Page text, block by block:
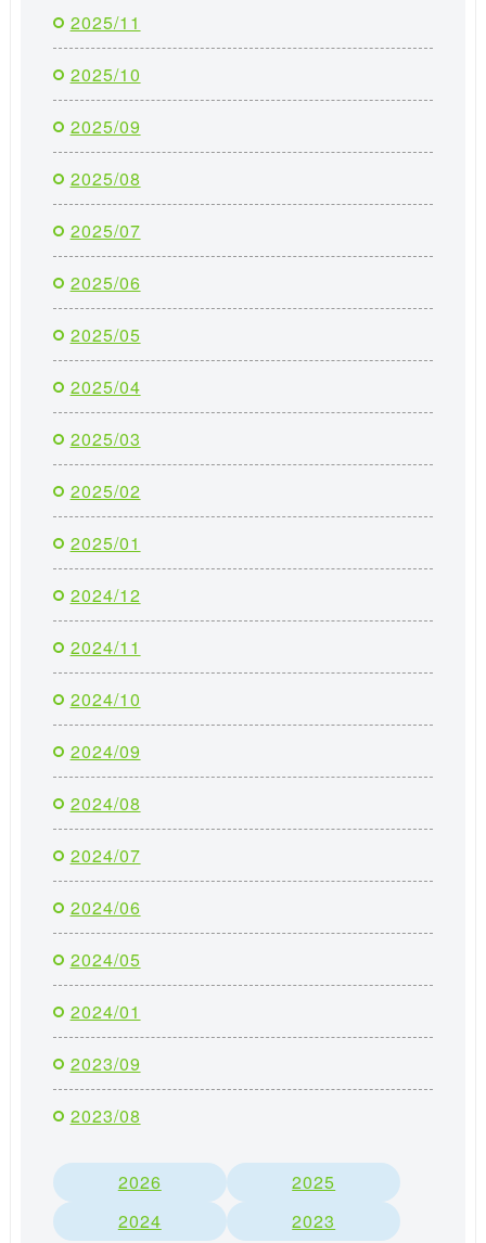
2025/11
2025/10
2025/09
2025/08
2025/07
2025/06
2025/05
2025/04
2025/03
2025/02
2025/01
2024/12
2024/11
2024/10
2024/09
2024/08
2024/07
2024/06
2024/05
2024/01
2023/09
2023/08
2026
2025
2024
2023